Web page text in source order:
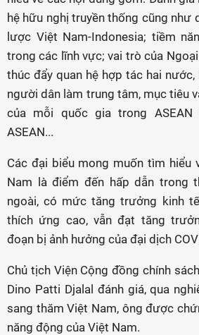
hệ hữu nghị truyền thống cũng như
lược Việt Nam-Indonesia; tiềm
trong các lĩnh vực; vai trò của
thúc đẩy quan hệ hợp tác hai nước,
người dân làm trung tâm, mục tiêu
của mỗi quốc gia trong ASEAN
ASEAN...
Các đại biểu mong muốn tìm hiểu
Nam là điểm đến hấp dẫn trong
ngoài, có mức tăng trưởng kinh
thích ứng cao, vẫn đạt tăng
đoạn bị ảnh hưởng của đại dịch
Chủ tịch Viện Cộng đồng chính
Dino Patti Djalal đánh giá, qua
sang thăm Việt Nam, ông được
năng động của Việt Nam.